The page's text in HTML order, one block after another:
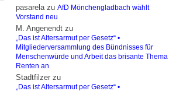
pasarelazu AfD Mönchengladbach wählt
Vorstand neu
M. Angenendt zu
„Das ist Altersarmut per Gesetz“ •
Mitgliederversammlung des Bündnisses für
Menschenwürde und Arbeit das brisante Thema
Renten an
Stadtfilzer zu
„Das ist Altersarmut per Gesetz“ •